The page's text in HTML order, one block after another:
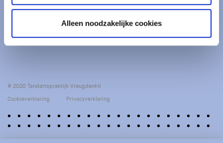
Alleen noodzakelijke cookies
Maandag t/m donderdag: 9.00 - 17.00 uur
Vrijdag: 9.00 - 13.00 uur
Tussen 12.30 uur en 13.30 uur houden we lunchpauze.
© 2020 Tandartspraktijk Vreugdenhil
Cookieverklaring
Privacyverklaring